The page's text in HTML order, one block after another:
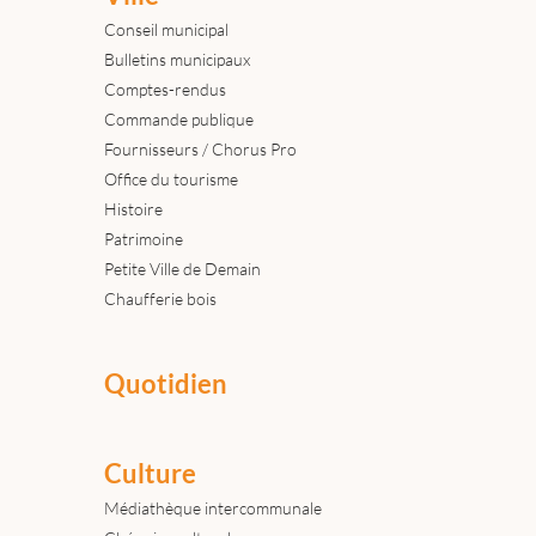
Conseil municipal
Bulletins municipaux
Comptes-rendus
Commande publique
Fournisseurs / Chorus Pro
Office du tourisme
Histoire
Patrimoine
Petite Ville de Demain
Chaufferie bois
Quotidien
Culture
Médiathèque intercommunale